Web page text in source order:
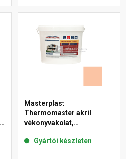
Masterplast
Thermomaster akril
vékonyvakolat,
11-D 25 kg
Gyártói készleten